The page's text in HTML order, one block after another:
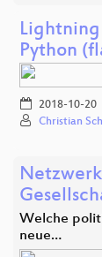
Python
2018-10-20
Christian
Welche
neue…